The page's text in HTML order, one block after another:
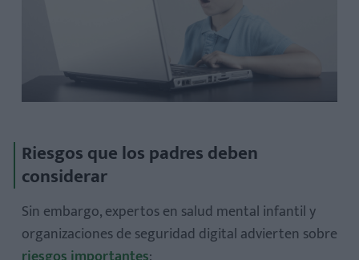
Riesgos que los padres deben
considerar
Sin embargo, expertos en salud mental infantil y
organizaciones de seguridad digital advierten sobre